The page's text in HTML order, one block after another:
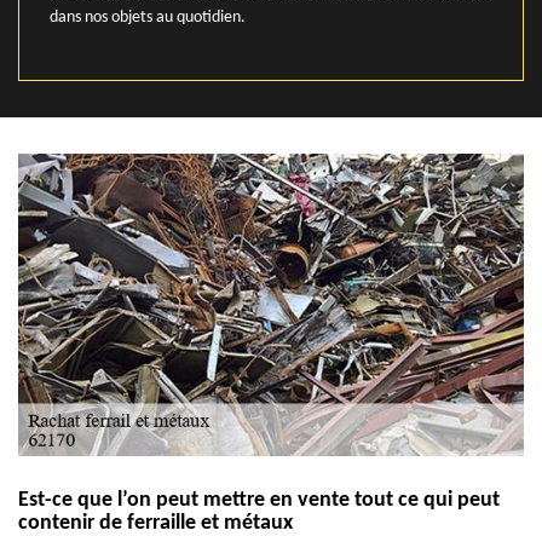
dans nos objets au quotidien.
Est-ce que l’on peut mettre en vente tout ce qui peut
contenir de ferraille et métaux